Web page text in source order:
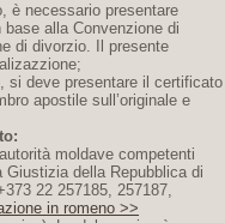
è necessario presentare
base alla Convenzione di
di divorzio. Il presente
si deve presentare il certificato
apostile sull’originale e
moldave competenti
della Repubblica di
22 257185, 257187,
in romeno >>